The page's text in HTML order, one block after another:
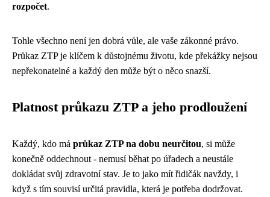
rozpočet.
Tohle všechno není jen dobrá vůle, ale vaše zákonné právo.
Průkaz ZTP je klíčem k důstojnému životu, kde překážky nejsou
nepřekonatelné a každý den může být o něco snazší.
Platnost průkazu ZTP a jeho prodloužení
Každý, kdo má průkaz ZTP na dobu neurčitou, si může
konečně oddechnout - nemusí běhat po úřadech a neustále
dokládat svůj zdravotní stav. Je to jako mít řidičák navždy, i
když s tím souvisí určitá pravidla, která je potřeba dodržovat.